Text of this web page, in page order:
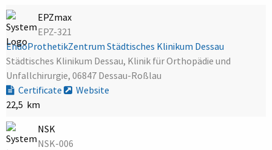
EPZmax
EPZ-321
EndoProthetikZentrum Städtisches Klinikum Dessau
Städtisches Klinikum Dessau, Klinik für Orthopädie und
Unfallchirurgie, 06847 Dessau-Roßlau
Certificate
Website
22,5 km
NSK
NSK-006